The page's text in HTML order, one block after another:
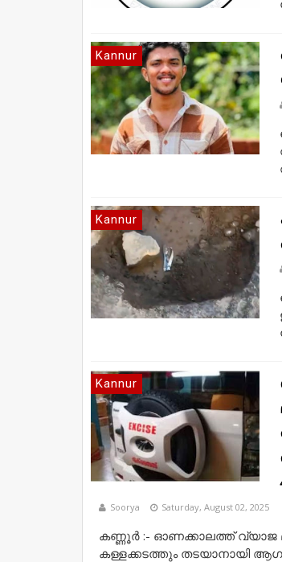
Kannur
Kannur
Kannur
Soorya Saturday, August 02, 2025
കണ്ണൂർ :- ഓണക്കാലത്ത് വ്യാജ
കള്ളക്കടത്തും തടയാനായി